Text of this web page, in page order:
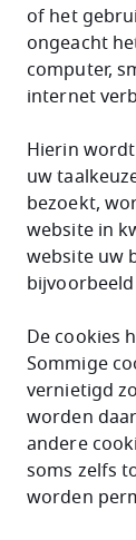
of het
ongeacht
computer,
internet
Hierin
uw
bezoekt,
website in
website uw
De cookies
Sommige
vernietigd
worden
andere
soms zelfs
worden